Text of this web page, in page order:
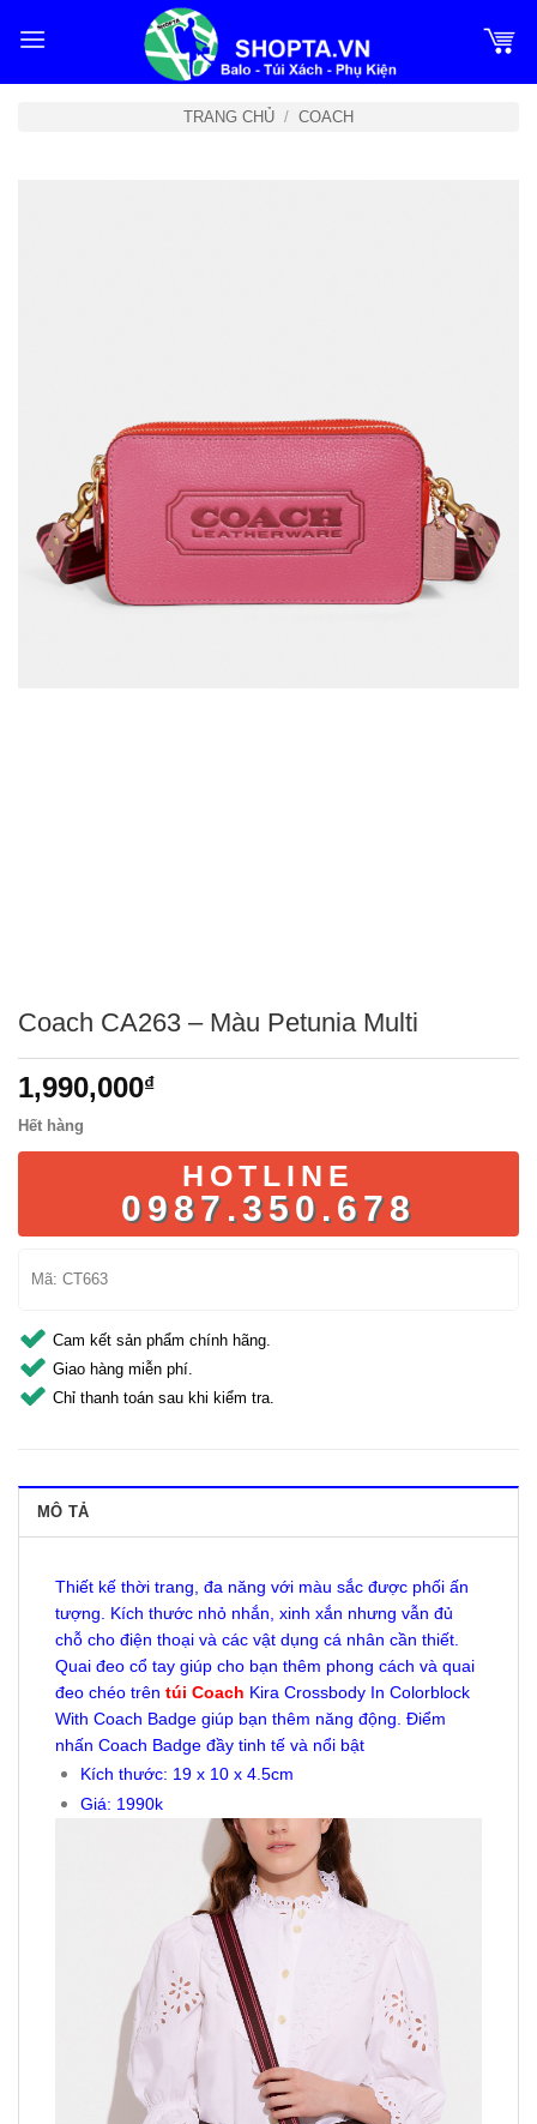
qua
TRANG CHỦ / COACH
Coach CA263 – Màu Petunia Multi
1,990,000₫
Hết hàng
HOTLINE
0987.350.678
Mã: CT663
Cam kết sản phẩm chính hãng.
Giao hàng miễn phí.
Chỉ thanh toán sau khi kiểm tra.
MÔ TẢ
Thiết kế thời trang, đa năng với màu sắc được phối ấn
tượng. Kích thước nhỏ nhắn, xinh xắn nhưng vẫn đủ
chỗ cho điện thoại và các vật dụng cá nhân cần thiết.
Quai đeo cổ tay giúp cho bạn thêm phong cách và quai
đeo chéo trên túi Coach Kira Crossbody In Colorblock
With Coach Badge giúp bạn thêm năng động. Điểm
nhấn Coach Badge đầy tinh tế và nổi bật
Kích thước: 19 x 10 x 4.5cm
Giá: 1990k